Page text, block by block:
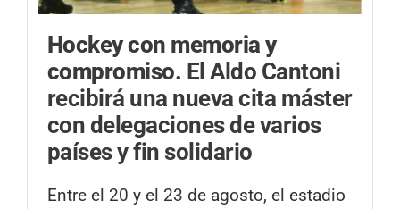
Hockey con memoria y
compromiso. El Aldo Cantoni
recibirá una nueva cita máster
con delegaciones de varios
países y fin solidario
Entre el 20 y el 23 de agosto, el estadio